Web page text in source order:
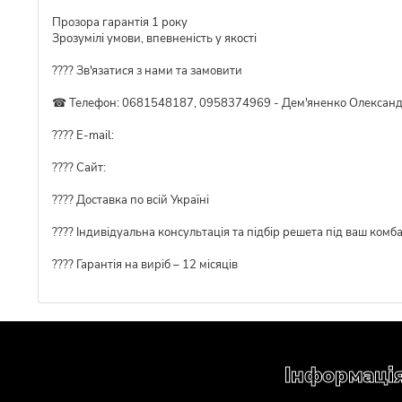
Прозора гарантія 1 року
Зрозумілі умови, впевненість у якості
???? Зв'язатися з нами та замовити
☎ Телефон: 0681548187, 0958374969 - Дем'яненко
???? E-mail:
???? Сайт:
???? Доставка по всій Україні
????️ Індивідуальна консультація та підбір решета під ваш
???? Гарантія на виріб – 12 місяців